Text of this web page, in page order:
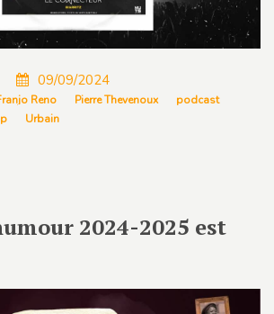
09/09/2024
Reno Pierre Thevenoux
podcast
Urbain
2024-2025 est